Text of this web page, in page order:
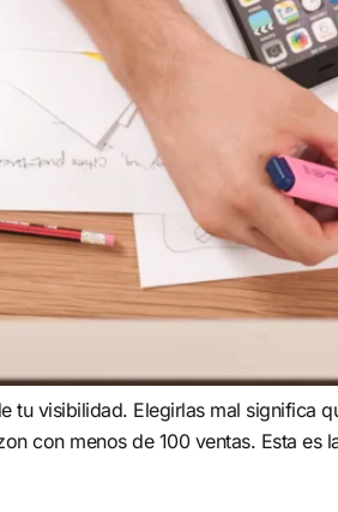
tu visibilidad. Elegirlas mal
con menos de 100 ventas. Esta